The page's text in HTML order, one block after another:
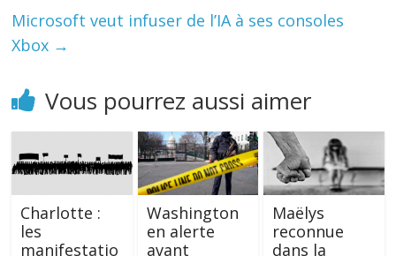
Microsoft veut infuser de l’IA à ses consoles
Xbox →
Vous pourrez aussi aimer
Charlotte :
les
manifestatio
Washington
en alerte
avant
Maëlys
reconnue
dans la